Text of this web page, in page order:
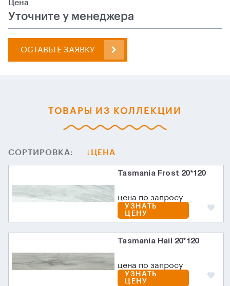
Цена
Уточните у менеджера
ОСТАВЬТЕ ЗАЯВКУ
ТОВАРЫ ИЗ КОЛЛЕКЦИИ
СОРТИРОВКА: ЦЕНА
Tasmania Frost 20*120
цена по запросу
УЗНАТЬ
ЦЕНУ
Tasmania Hail 20*120
цена по запросу
УЗНАТЬ
ЦЕНУ